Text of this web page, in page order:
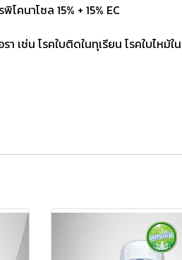
คนาโซล 15% + 15% EC
า เช่น โรคใบติดในทุเรียน โรคใบไหม้